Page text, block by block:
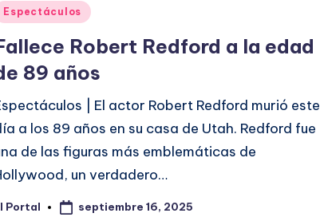
Espectáculos
Robert Redford a la edad
89 años
| El actor Robert Redford murió este
a los 89 años en su casa de Utah. Redford fue
de las figuras más emblemáticas de
un verdadero…
Portal septiembre 16, 2025